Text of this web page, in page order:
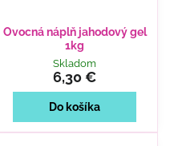
Ovocná náplň jahodový gel
1kg
Skladom
6,30 €
Do košíka